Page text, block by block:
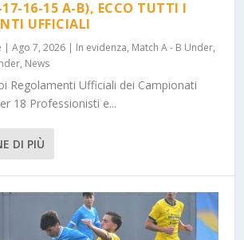
17-16-15 A-B), ECCO TUTTI I
UFFICIALI
|Ago 7, 2026 | In evidenza, Match A - B Under,
, News
Regolamenti Ufficiali dei Campionati
18 Professionisti e...
DI PIÙ